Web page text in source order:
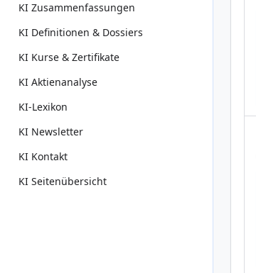
KI Zusammenfassungen
KI Definitionen & Dossiers
KI Kurse & Zertifikate
KI Aktienanalyse
KI-Lexikon
KI Newsletter
KI Kontakt
KI Seitenübersicht